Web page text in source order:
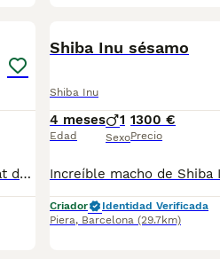
✅ Somos un criadero autorizado y certificado por la Generalitat de Catalunya bajo el número de Núcleo Zoológico G25/00314. PARA MÁS INFORMACIÓN: ☎️ 933095977 📱 685878504 / 674320847 🐶 Programa una visita para conocerlos 💻 Más fotos y vídeos en nuestra web www.aquanatura.es 🚙 Hacemos envíos 📌 Calle Roger de Flor 45, muy cerca del Arc de Triomf de Barcelona, de Lunes a Sábados. Se entregan con sus vacunas, desparasitados interna y externamente, con microchip y su registro, cartilla sanitaria y contrato de garantías, documentación legal y factura.
Shiba Inu sésamo
Shiba Inu
4 meses
Edad
1
Sexo
1300 €
Precio
Criador
Identidad Verificada
Piera, Barcelona (29.7km)